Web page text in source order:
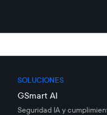
SOLUCIONES
GSmart AI
Seguridad IA y